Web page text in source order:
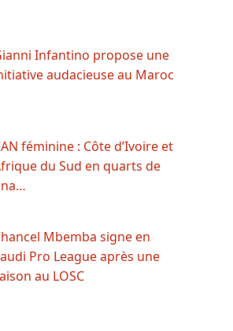
Infantino propose une
audacieuse au Maroc
féminine : Côte d’Ivoire et
du Sud en quarts de
Mbemba signe en
Pro League après une
au LOSC